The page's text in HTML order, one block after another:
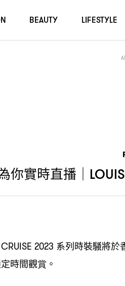
你實時直播 ｜
2023 系列時裝騷將於
時間觀賞。
BEAUTY LIFESTYLE